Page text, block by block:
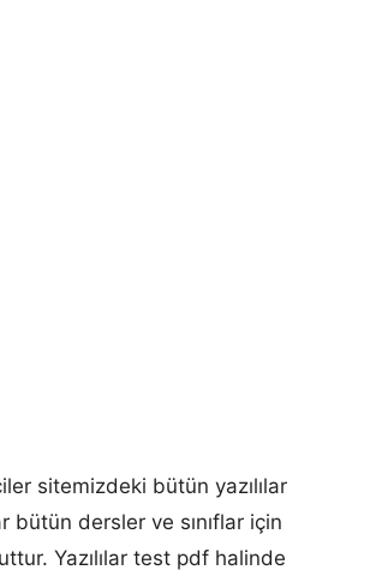
sitemizdeki bütün yazılılar
bütün dersler ve sınıflar için
Yazılılar test pdf halinde